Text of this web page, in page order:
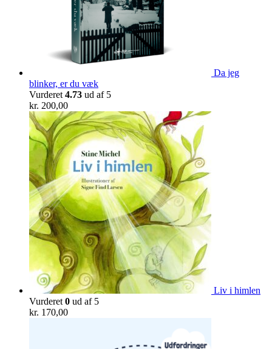
Da jeg
blinker, er du væk
Vurderet 4.73 ud af 5
kr. 200,00
Liv i himlen
Vurderet 0 ud af 5
kr. 170,00